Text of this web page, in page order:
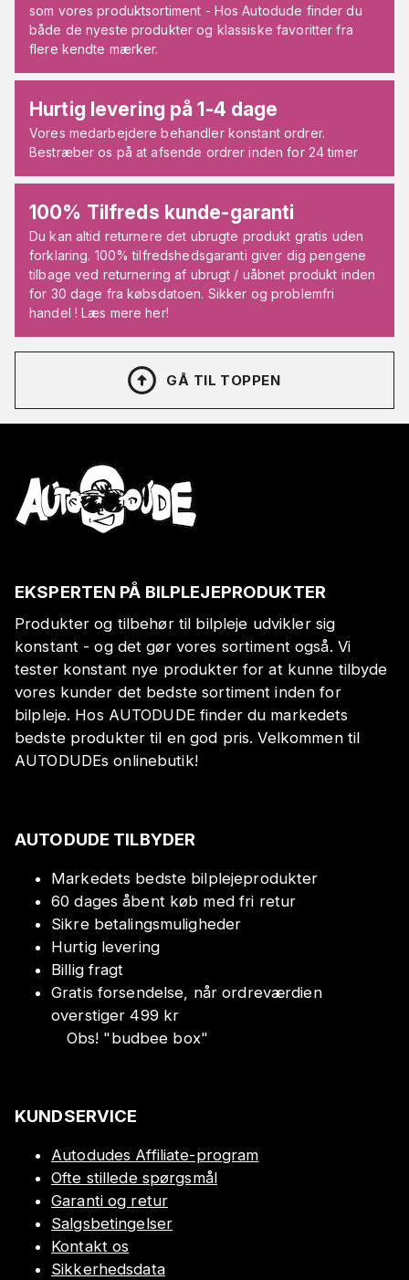
som vores produktsortiment - Hos Autodude finder du
både de nyeste produkter og klassiske favoritter fra
flere kendte mærker.
Hurtig levering på 1-4 dage
Vores medarbejdere behandler konstant ordrer.
Bestræber os på at afsende ordrer inden for 24 timer
100% Tilfreds kunde-garanti
Du kan altid returnere det ubrugte produkt gratis uden
forklaring. 100% tilfredshedsgaranti giver dig pengene
tilbage ved returnering af ubrugt / uåbnet produkt inden
for 30 dage fra købsdatoen. Sikker og problemfri
handel ! Læs mere her!
GÅ TIL TOPPEN
EKSPERTEN PÅ BILPLEJEPRODUKTER
Produkter og tilbehør til bilpleje udvikler sig
konstant - og det gør vores sortiment også. Vi
tester konstant nye produkter for at kunne tilbyde
vores kunder det bedste sortiment inden for
bilpleje. Hos AUTODUDE finder du markedets
bedste produkter til en god pris. Velkommen til
AUTODUDEs onlinebutik!
AUTODUDE TILBYDER
Markedets bedste bilplejeprodukter
60 dages åbent køb med fri retur
Sikre betalingsmuligheder
Hurtig levering
Billig fragt
Gratis forsendelse, når ordreværdien
overstiger 499 kr
Obs! "budbee box"
KUNDSERVICE
Autodudes Affiliate-program
Ofte stillede spørgsmål
Garanti og retur
Salgsbetingelser
Kontakt os
Sikkerhedsdata